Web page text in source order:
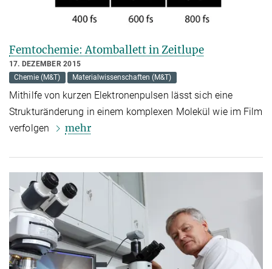
Femtochemie: Atomballett in Zeitlupe
17. DEZEMBER 2015
Chemie (M&T)
Materialwissenschaften (M&T)
Mithilfe von kurzen Elektronenpulsen lässt sich eine
Strukturänderung in einem komplexen Molekül wie im Film
verfolgen
mehr